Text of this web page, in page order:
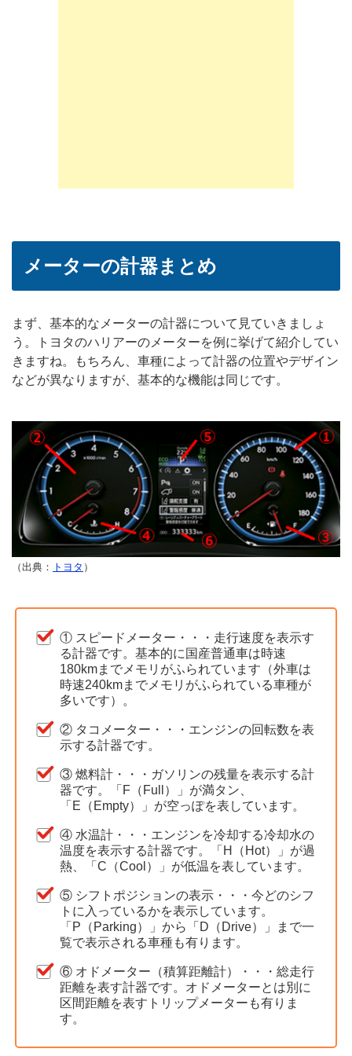
メーターの計器まとめ
まず、基本的なメーターの計器について見ていきましょ
う。トヨタのハリアーのメーターを例に挙げて紹介してい
きますね。もちろん、車種によって計器の位置やデザイン
などが異なりますが、基本的な機能は同じです。
（出典： トヨタ ）
① スピードメーター・・・走行速度を表示す
る計器です。基本的に国産普通車は時速
180kmまでメモリがふられています（外車は
時速240kmまでメモリがふられている車種が
多いです）。
② タコメーター・・・エンジンの回転数を表
示する計器です。
③ 燃料計・・・ガソリンの残量を表示する計
器です。「F（Full）」が満タン、
「E（Empty）」が空っぽを表しています。
④ 水温計・・・エンジンを冷却する冷却水の
温度を表示する計器です。「H（Hot）」が過
熱、「C（Cool）」が低温を表しています。
⑤ シフトポジションの表示・・・今どのシフ
トに入っているかを表示しています。
「P（Parking）」から「D（Drive）」まで一
覧で表示される車種も有ります。
⑥ オドメーター（積算距離計）・・・総走行
距離を表す計器です。オドメーターとは別に
区間距離を表すトリップメーターも有りま
す。